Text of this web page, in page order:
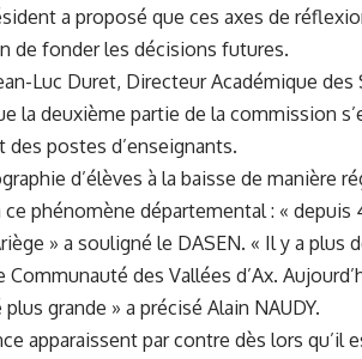
a proposé que ces axes de
de fonder les décisions futures.
Luc Duret, Directeur Académique
la deuxième partie de la commission
postes d’enseignants.
d’élèves à la baisse de manière
ce phénomène départemental : «
» a souligné le DASEN. « Il y a
Communauté des Vallées d’Ax.
grande » a précisé Alain NAUDY.
apparaissent par contre dès lors qu’il